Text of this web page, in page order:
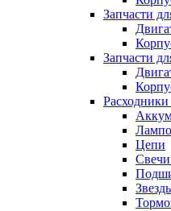
Запчасти
Запчасти
Расходники
Цепи